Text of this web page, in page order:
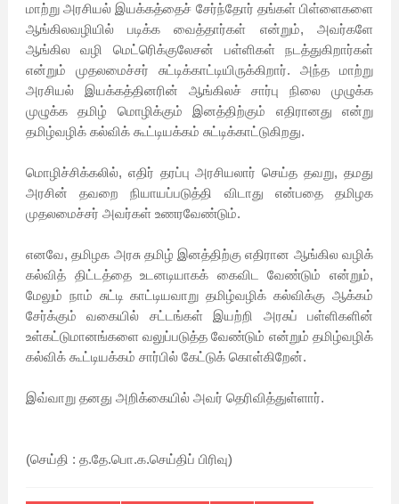
மாற்று அரசியல் இயக்கத்தைச் சேர்ந்தோர் தங்கள் பிள்ளைகளை
ஆங்கிலவழியில் படிக்க வைத்தார்கள் என்றும், அவர்களே
ஆங்கில வழி மெட்ரெிக்குலேசன் பள்ளிகள் நடத்துகிறார்கள்
என்றும் முதலமைச்சர் சுட்டிக்காட்டியிருக்கிறார். அந்த மாற்று
அரசியல் இயக்கத்தினரின் ஆங்கிலச் சார்பு நிலை முழுக்க
முழுக்க தமிழ் மொழிக்கும் இனத்திற்கும் எதிரானது என்று
தமிழ்வழிக் கல்விக் கூட்டியக்கம் சுட்டிக்காட்டுகிறது.
மொழிச்சிக்கலில், எதிர் தரப்பு அரசியலார் செய்த தவறு, தமது
அரசின் தவறை நியாயப்படுத்தி விடாது என்பதை தமிழக
முதலமைச்சர் அவர்கள் உணரவேண்டும்.
எனவே, தமிழக அரசு தமிழ் இனத்திற்கு எதிரான ஆங்கில வழிக்
கல்வித் திட்டத்தை உடனடியாகக் கைவிட வேண்டும் என்றும்,
மேலும் நாம் சுட்டி காட்டியவாறு தமிழ்வழிக் கல்விக்கு ஆக்கம்
சேர்க்கும் வகையில் சட்டங்கள் இயற்றி அரசுப் பள்ளிகளின்
உள்கட்டுமானங்களை வலுப்படுத்த வேண்டும் என்றும் தமிழ்வழிக்
கல்விக் கூட்டியக்கம் சார்பில் கேட்டுக் கொள்கிறேன்.
இவ்வாறு தனது அறிக்கையில் அவர் தெரிவித்துள்ளார்.
(செய்தி : த.தே.பொ.க.செய்திப் பிரிவு)